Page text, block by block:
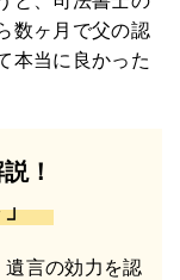
数ヶ月で父の認
本当に良かった
！
」
言の効力を認